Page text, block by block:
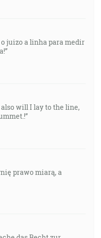
o juizo a linha para medir
will I lay to the line,
prawo miarą, a